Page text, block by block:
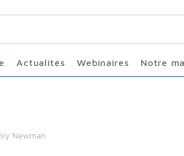
Actualités Webinaires Notre
Newman